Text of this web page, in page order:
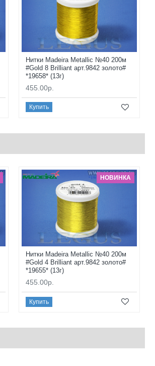
Нитки Madeira Metallic №40 200м
#Gold 8 Brilliant арт.9842 золото#
*19658* (13г)
455.00р.
Купить
НОВИНКА
Нитки Madeira Metallic №40 200м
#Gold 4 Brilliant арт.9842 золото#
*19655* (13г)
455.00р.
Купить